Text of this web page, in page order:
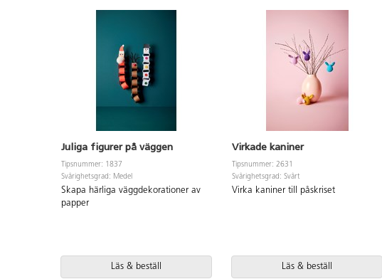
Juliga figurer på väggen
Tipsnummer: 1837
Svårighetsgrad: Medel
Skapa härliga väggdekorationer av
papper
Läs & beställ
Virkade kaniner
Tipsnummer: 2631
Svårighetsgrad: Svårt
Virka kaniner till påskriset
Läs & beställ